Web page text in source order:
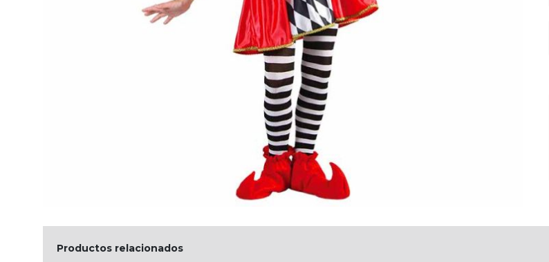
Productos relacionados